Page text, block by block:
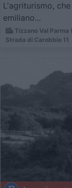
L'agriturismo,
emiliano...
Tizzano Val Parma
Strada di Carobbio 11